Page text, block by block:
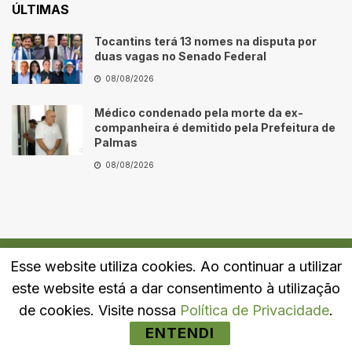
ÚLTIMAS
Tocantins terá 13 nomes na disputa por
duas vagas no Senado Federal
08/08/2026
Médico condenado pela morte da ex-
companheira é demitido pela Prefeitura de
Palmas
08/08/2026
Quem Somos Fale Conosco Política de Privacidade
Esse website utiliza cookies. Ao continuar a utilizar
este website está a dar consentimento à utilização
de cookies. Visite nossa Política de Privacidade.
ENTENDI